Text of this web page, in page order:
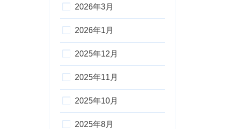
2026年3月
2026年1月
2025年12月
2025年11月
2025年10月
2025年8月